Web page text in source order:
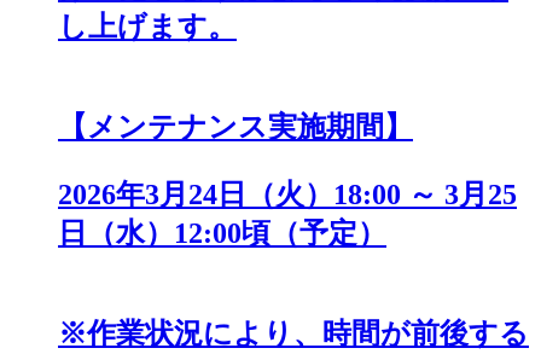
し上げます。
【メンテナンス実施期間】
2026年3月24日（火）18:00 ～ 3月25
日（水）12:00頃（予定）
※作業状況により、時間が前後する